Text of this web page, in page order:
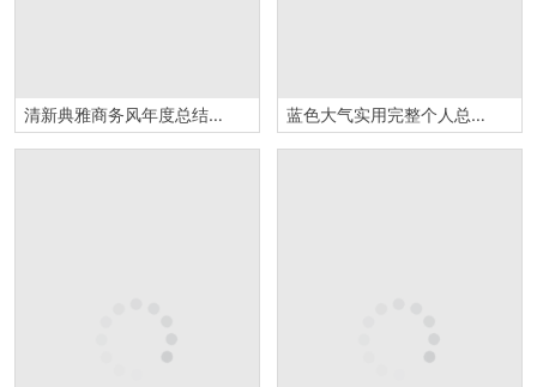
清新典雅商务风年度总结汇报PPT模板 蓝色大气实用完整个人总结述职报告PPT模板